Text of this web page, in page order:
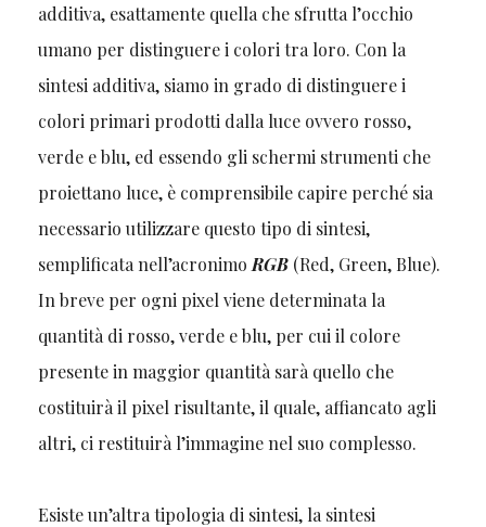
additiva, esattamente quella che sfrutta l’occhio
umano per distinguere i colori tra loro. Con la
sintesi additiva, siamo in grado di distinguere i
colori primari prodotti dalla luce ovvero rosso,
verde e blu, ed essendo gli schermi strumenti che
proiettano luce, è comprensibile capire perché sia
necessario utilizzare questo tipo di sintesi,
semplificata nell’acronimo RGB (Red, Green, Blue).
In breve per ogni pixel viene determinata la
quantità di rosso, verde e blu, per cui il colore
presente in maggior quantità sarà quello che
costituirà il pixel risultante, il quale, affiancato agli
altri, ci restituirà l’immagine nel suo complesso.
Esiste un’altra tipologia di sintesi, la sintesi